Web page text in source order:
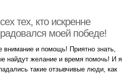
тех, кто искренне
моей победе!
и помощь! Приятно знать,
найдут желание и время помочь! И я
такие отзывчивые люди, как